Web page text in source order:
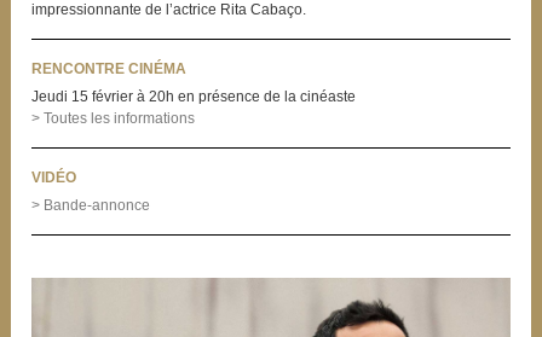
impressionnante de l’actrice Rita Cabaço.
RENCONTRE CINÉMA
Jeudi 15 février à 20h en présence de la cinéaste
> Toutes les informations
VIDÉO
> Bande-annonce